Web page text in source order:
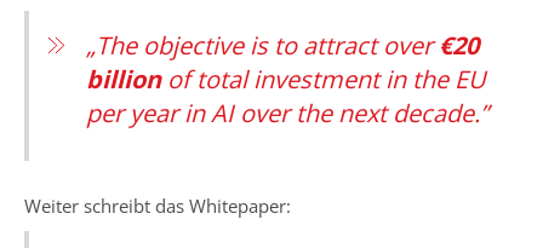
„The objective is to attract over€20
billionof total investment in the EU
per year in AI over the next decade.”
Weiter schreibt das Whitepaper: